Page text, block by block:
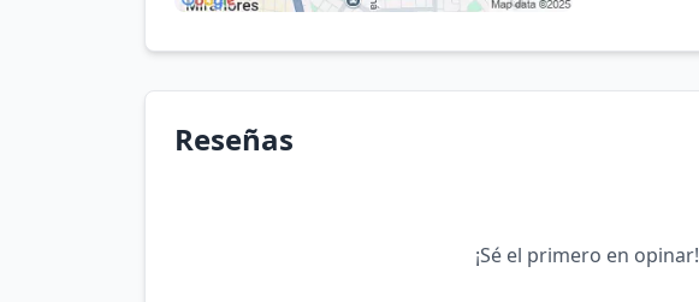
Reseñas
¡Sé el primero en opinar!